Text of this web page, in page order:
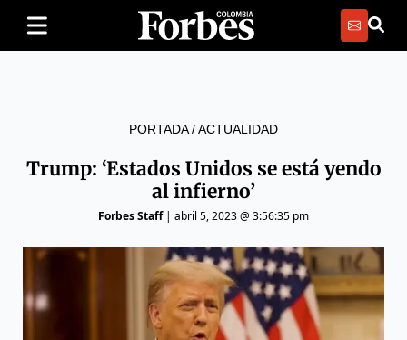
PORTADA/ACTUALIDAD
Trump: ‘Estados Unidos se está yendo
al infierno’
Forbes Staff| abril 5, 2023 @ 3:56:35 pm